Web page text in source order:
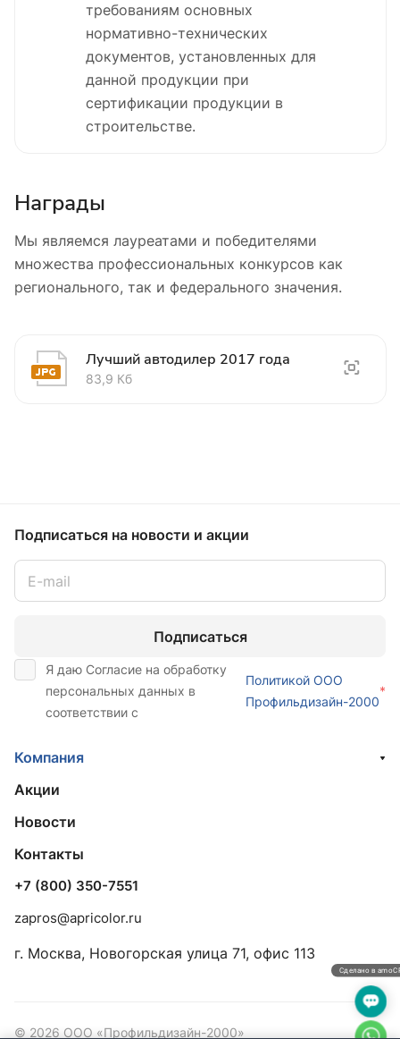
требованиям основных
нормативно-технических
документов, установленных для
данной продукции при
сертификации продукции в
строительстве.
Награды
Мы являемся лауреатами и победителями
множества профессиональных конкурсов как
регионального, так и федерального значения.
Лучший автодилер 2017 года
83,9 Кб
Подписаться на новости и акции
Подписаться
Я даю Согласие на обработку
персональных данных в
соответствии с
Политикой ООО
Профильдизайн-2000
*
Компания
Акции
Новости
Контакты
+7 (800) 350-7551
zapros@apricolor.ru
г. Москва, Новогорская улица 71, офис 113
© 2026 ООО «Профильдизайн-2000»
Сделано в